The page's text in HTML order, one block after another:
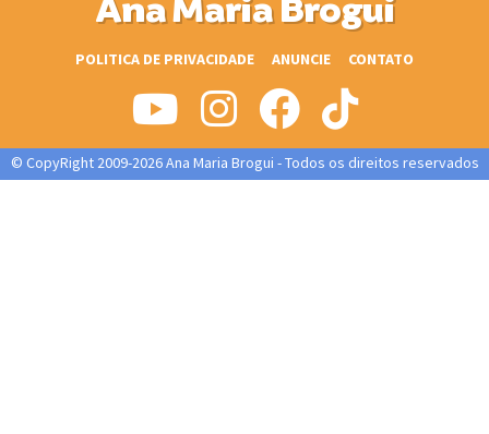
Ana Maria Brogui
POLITICA DE PRIVACIDADE ANUNCIE CONTATO
© CopyRight 2009-2026 Ana Maria Brogui - Todos os direitos reservados